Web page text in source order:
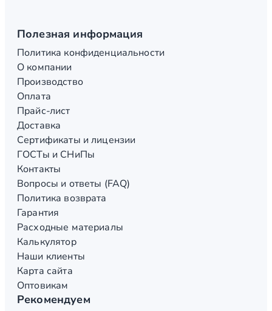
Полезная информация
Политика конфиденциальности
О компании
Производство
Оплата
Прайс-лист
Доставка
Сертификаты и лицензии
ГОСТы и СНиПы
Контакты
Вопросы и ответы (FAQ)
Политика возврата
Гарантия
Расходные материалы
Калькулятор
Наши клиенты
Карта сайта
Оптовикам
Рекомендуем